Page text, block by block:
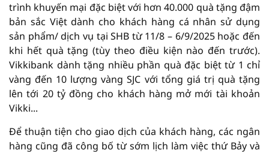
trình khuyến mại đặc biệt với hơn 40.000 quà tặng đậm
bản sắc Việt dành cho khách hàng cá nhân sử dụng
sản phẩm/ dịch vụ tại SHB từ 11/8 – 6/9/2025 hoặc đến
khi hết quà tặng (tùy theo điều kiện nào đến trước).
Vikkibank dành tặng nhiều phần quà đặc biệt từ 1 chỉ
vàng đến 10 lượng vàng SJC với tổng giá trị quà tặng
lên tới 20 tỷ đồng cho khách hàng mở mới tài khoản
Vikki...
Để thuận tiện cho giao dịch của khách hàng, các ngân
hàng cũng đã công bố từ sớm lịch làm việc thứ Bảy và